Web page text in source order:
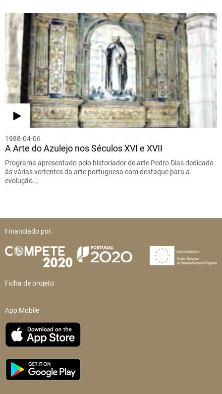
1988-04-06
A Arte do Azulejo nos Séculos XVI e XVII
Programa apresentado pelo historiador de arte Pedro Dias dedicado
às várias vertentes da arte portuguesa com destaque para a
evolução…
Financiado por:
Ficha de projeto
App Mobile